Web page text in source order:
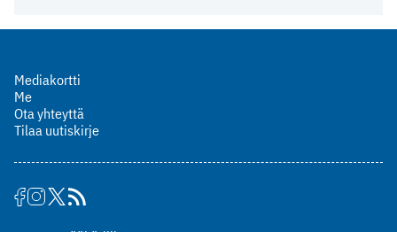
Mediakortti
Me
Ota yhteyttä
Tilaa uutiskirje